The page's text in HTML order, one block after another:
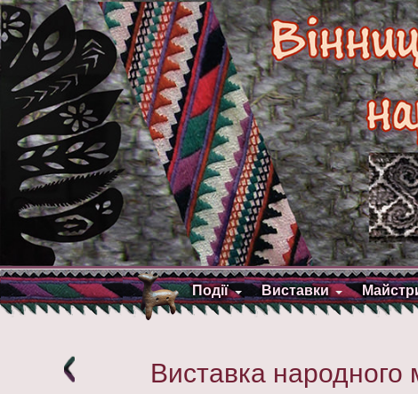
Події Виставки
Виставка